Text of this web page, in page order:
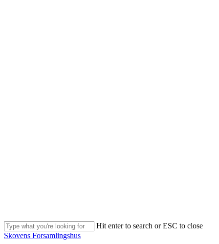
Hit enter to search or ESC to close
Close
Skovens Forsamlingshus